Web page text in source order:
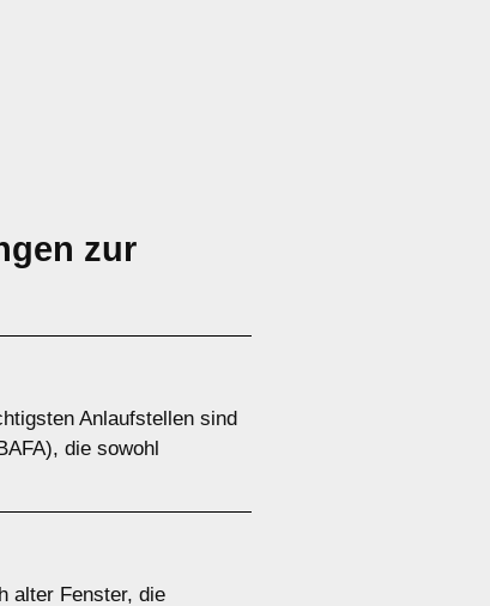
zur
Anlaufstellen sind
die sowohl
alter Fenster, die